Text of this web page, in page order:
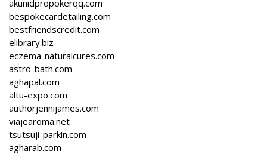
akunidpropokerqq.com
bespokecardetailing.com
bestfriendscredit.com
elibrary.biz
eczema-naturalcures.com
astro-bath.com
aghapal.com
altu-expo.com
authorjennijames.com
viajearoma.net
tsutsuji-parkin.com
agharab.com